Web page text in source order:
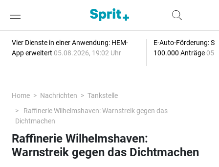
Vier Dienste in einer Anwendung: HEM-
App erweitert 05.08.2026, 19:02 Uhr
E-Auto-Förderung:
100.000 Anträge
Home Nachrichten
Tankstelle
Raffinerie Wilhelmshaven: Warnstreik gegen das
Dichtmachen
Raffinerie Wilhelmshaven:
Warnstreik gegen das Dichtmachen